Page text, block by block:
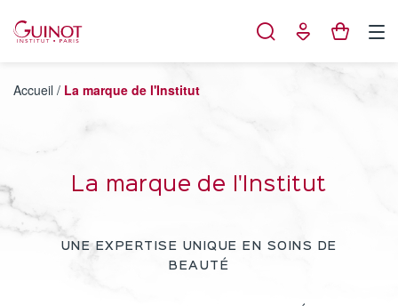
Accueil / La marque de l'Institut
La marque de l'Institut
UNE EXPERTISE UNIQUE EN SOINS DE
BEAUTÉ